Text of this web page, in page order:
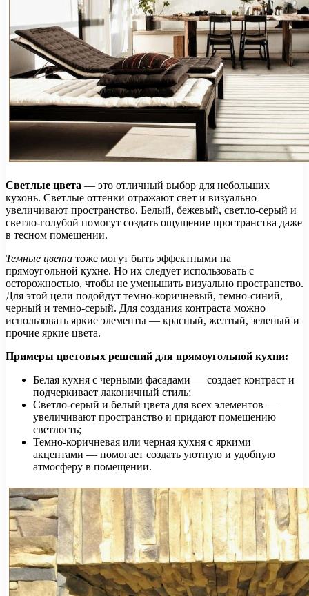
Светлые цвета — это отличный выбор для небольших
кухонь. Светлые оттенки отражают свет и визуально
увеличивают пространство. Белый, бежевый, светло-серый и
светло-голубой помогут создать ощущение пространства даже
в тесном помещении.
Темные цвета тоже могут быть эффектными на
прямоугольной кухне. Но их следует использовать с
осторожностью, чтобы не уменьшить визуально пространство.
Для этой цели подойдут темно-коричневый, темно-синий,
черный и темно-серый. Для создания контраста можно
использовать яркие элементы — красный, желтый, зеленый и
прочие яркие цвета.
Примеры цветовых решений для прямоугольной кухни:
Белая кухня с черными фасадами — создает контраст и
подчеркивает лаконичный стиль;
Светло-серый и белый цвета для всех элементов —
увеличивают пространство и придают помещению
светлость;
Темно-коричневая или черная кухня с яркими
акцентами — помогает создать уютную и удобную
атмосферу в помещении.